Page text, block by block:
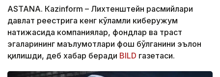
ASTANА. Кazinform – Лихтенштейн расмийлари
давлат реестрига кенг кўламли киберҳужум
натижасида компаниялар, фондлар ва траст
эгаларининг маълумотлари фош бўлганини эълон
қилишди, деб хабар беради BILD газетаси.